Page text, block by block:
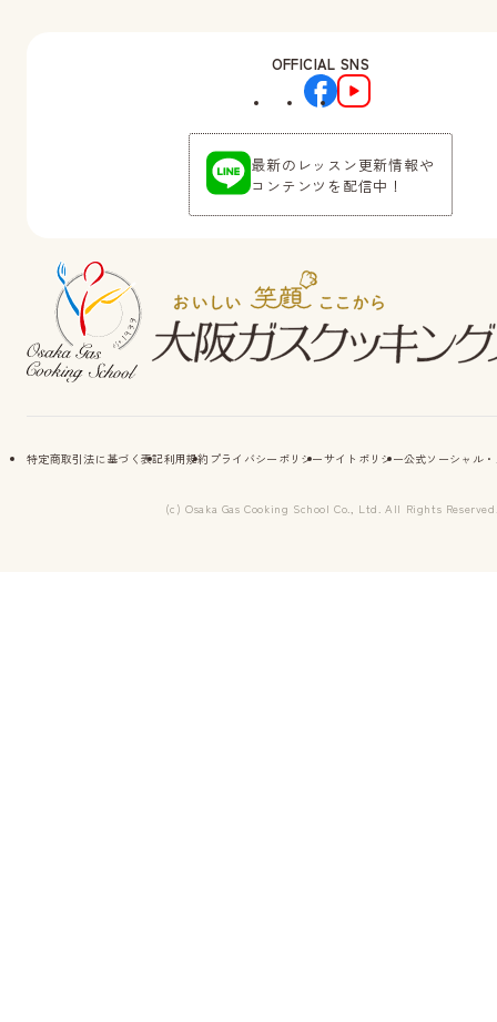
OFFICIAL SNS
最新のレッスン更新情報や
コンテンツを配信中！
特定商取引法に基づく表記利用規約 プライバシーポリシーサイトポリシー公式ソーシャル
(c) Osaka Gas Cooking School Co., Ltd. All Rights